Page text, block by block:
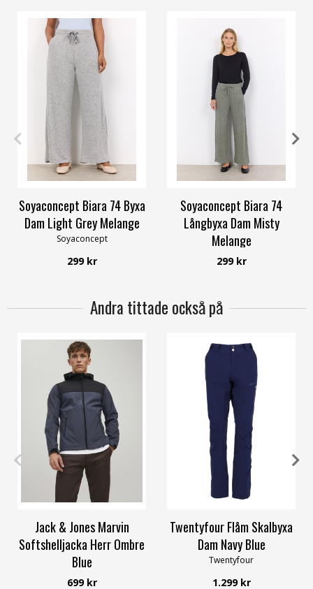
S L
Soyaconcept Biara 74 Byxa
Dam Light Grey Melange
Soyaconcept
299 kr
XL
Soyaconcept Biara 74
Långbyxa Dam Misty
Melange
Soyaconcept
299 kr
Andra tittade också på
M
Jack & Jones Marvin
Softshelljacka Herr Ombre
Blue
Jack & Jones
699 kr
42 44 46
Twentyfour Flåm Skalbyxa
Dam Navy Blue
Twentyfour
1.299 kr